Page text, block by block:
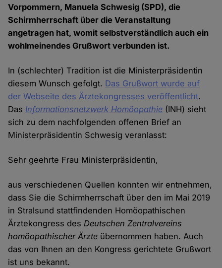
Vorpommern, Manuela Schwesig (SPD), die
Schirmherrschaft über die Veranstaltung
angetragen hat, womit selbstverständlich auch ein
wohlmeinendes Grußwort verbunden ist.
In (schlechter) Tradition ist die Ministerpräsidentin
diesem Wunsch gefolgt. Das Grußwort wurde auf
der Webseite des Ärztekongresses veröffentlicht.
Das Informationsnetzwerk Homöopathie (INH) sieht
sich zu dem nachfolgenden offenen Brief an
Ministerpräsidentin Schwesig veranlasst:
Sehr geehrte Frau Ministerpräsidentin,
aus verschiedenen Quellen konnten wir entnehmen,
dass Sie die Schirmherrschaft über den im Mai 2019
in Stralsund stattfindenden Homöopathischen
Ärztekongress desDeutschen Zentralvereins
homöopathischer Ärzte übernommen haben. Auch
das von Ihnen an den Kongress gerichtete Grußwort
ist uns bekannt.